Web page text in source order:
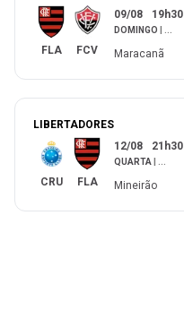
FLA FCV
09/08 19h30
DOMINGO
Maracanã
LIBERTADORES
CRU FLA
12/08 21h30
QUARTA
Mineirão